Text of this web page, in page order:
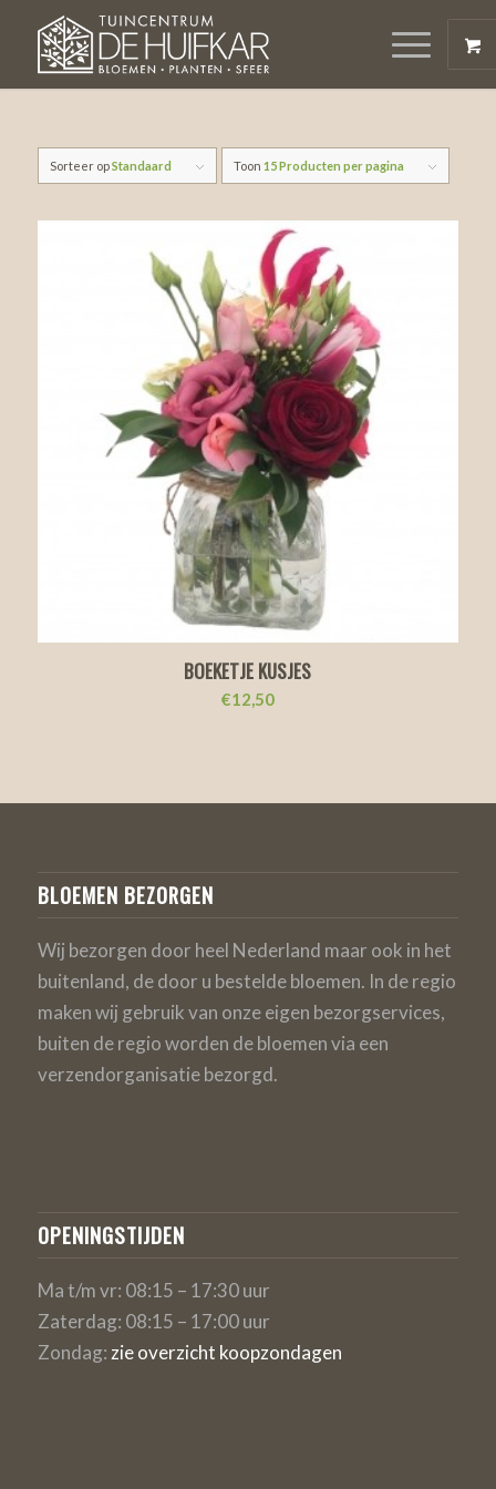
Sorteer opStandaard Toon 15 Producten per pagina
BOEKETJE KUSJES
€12,50
BLOEMEN BEZORGEN
Wij bezorgen door heel Nederland maar ook in het
buitenland, de door u bestelde bloemen. In de regio
maken wij gebruik van onze eigen bezorgservices,
buiten de regio worden de bloemen via een
verzendorganisatie bezorgd.
OPENINGSTIJDEN
Ma t/m vr: 08:15 – 17:30 uur
Zaterdag: 08:15 – 17:00 uur
Zondag: zie overzicht koopzondagen